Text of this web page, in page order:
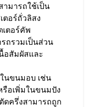
มารถใช้เป็น
ตอร์ถั่วลิสง
ตอร์คัพ
ถรวมเป็นส่วน
อสัมผัสและ
นขนมอบ เช่น
รือเพิ่มในขนมปัง
ดครึ่งสามารถถูก